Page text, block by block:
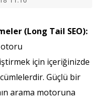
(Long Tail SEO):
için içeriğinizde
Güçlü bir
arama motoruna